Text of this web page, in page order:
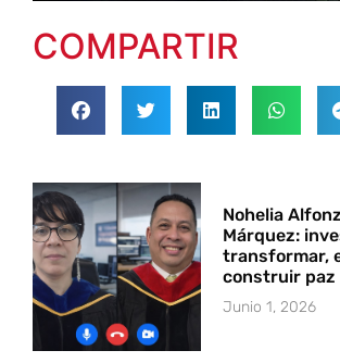
COMPARTIR
Nohelia
Márquez:
transformar,
construir paz
Junio 1, 2026